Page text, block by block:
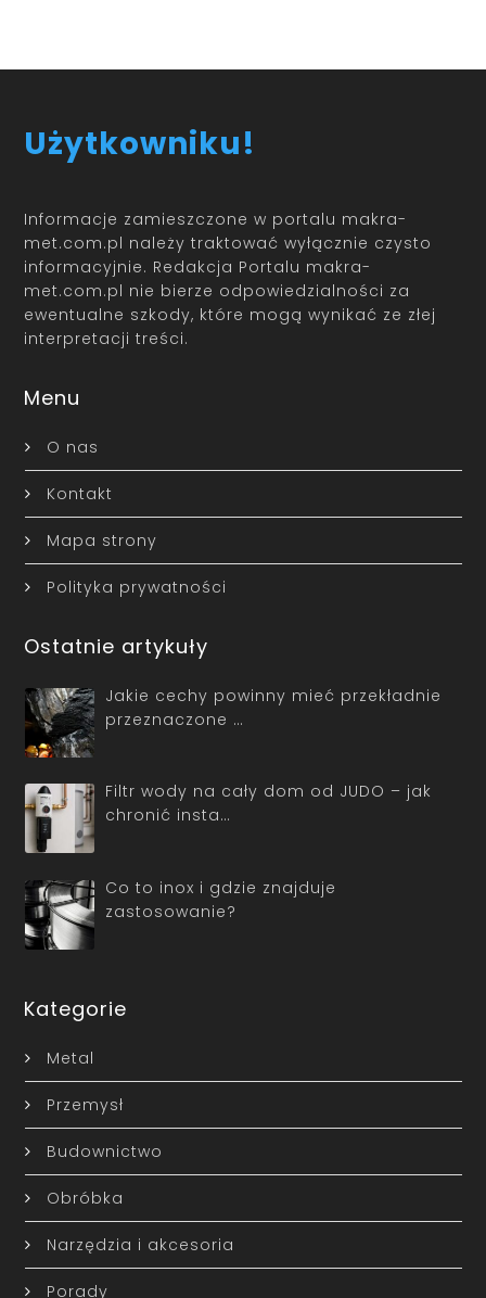
Użytkowniku!
Informacje zamieszczone w portalu makra-
met.com.pl należy traktować wyłącznie czysto
informacyjnie. Redakcja Portalu makra-
met.com.pl nie bierze odpowiedzialności za
ewentualne szkody, które mogą wynikać ze złej
interpretacji treści.
Menu
O nas
Kontakt
Mapa strony
Polityka prywatności
Ostatnie artykuły
Jakie cechy powinny mieć przekładnie
przeznaczone …
Filtr wody na cały dom od JUDO – jak
chronić insta…
Co to inox i gdzie znajduje
zastosowanie?
Kategorie
Metal
Przemysł
Budownictwo
Obróbka
Narzędzia i akcesoria
Porady